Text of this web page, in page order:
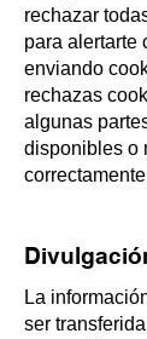
rechazar
para alertarte
enviando
rechazas
algunas
disponibles o
La
ser